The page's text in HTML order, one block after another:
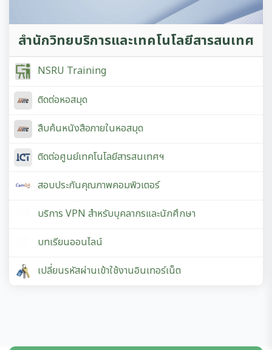
สำนักวิทยบริการและเทคโนโลยีสารสนเทศ
NSRU Training
ติดต่อหอสมุด
สืบค้นหนังสือภายในหอสมุด
ติดต่อศูนย์เทคโนโลยีสารสนเทศฯ
สอบประกันคุณภาพคอมพิวเตอร์
บริการ VPN สำหรับบุคลากรและนักศึกษา
บทเรียนออนไลน์
เปลี่ยนรหัสผ่านเข้าใช้งานอินเทอร์เน็ต